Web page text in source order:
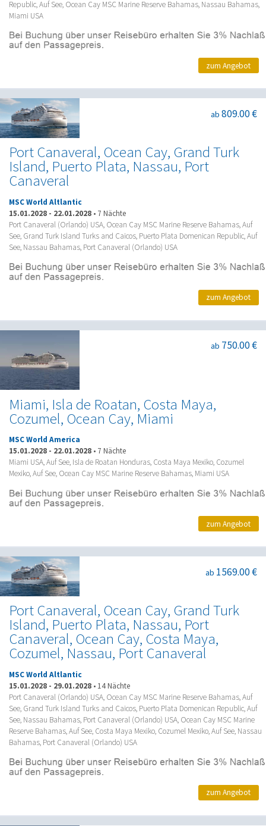
Republic, Auf See, Ocean Cay MSC Marine Reserve Bahamas, Nassau Bahamas,
Miami USA
zum Angebot
Port Canaveral, Ocean Cay, Grand Turk
Island, Puerto Plata, Nassau, Port
Canaveral
ab 809.00 €
MSC World Altlantic
15.01.2028 - 22.01.2028 • 7 Nächte
Port Canaveral (Orlando) USA, Ocean Cay MSC Marine Reserve Bahamas, Auf
See, Grand Turk Island Turks and Caicos, Puerto Plata Domenican Republic, Auf
See, Nassau Bahamas, Port Canaveral (Orlando) USA
zum Angebot
Miami, Isla de Roatan, Costa Maya,
Cozumel, Ocean Cay, Miami
ab 750.00 €
MSC World America
15.01.2028 - 22.01.2028 • 7 Nächte
Miami USA, Auf See, Isla de Roatan Honduras, Costa Maya Mexiko, Cozumel
Mexiko, Auf See, Ocean Cay MSC Marine Reserve Bahamas, Miami USA
zum Angebot
Port Canaveral, Ocean Cay, Grand Turk
Island, Puerto Plata, Nassau, Port
Canaveral, Ocean Cay, Costa Maya,
Cozumel, Nassau, Port Canaveral
ab 1569.00 €
MSC World Altlantic
15.01.2028 - 29.01.2028 • 14 Nächte
Port Canaveral (Orlando) USA, Ocean Cay MSC Marine Reserve Bahamas, Auf
See, Grand Turk Island Turks and Caicos, Puerto Plata Domenican Republic, Auf
See, Nassau Bahamas, Port Canaveral (Orlando) USA, Ocean Cay MSC Marine
Reserve Bahamas, Auf See, Costa Maya Mexiko, Cozumel Mexiko, Auf See, Nassau
Bahamas, Port Canaveral (Orlando) USA
zum Angebot